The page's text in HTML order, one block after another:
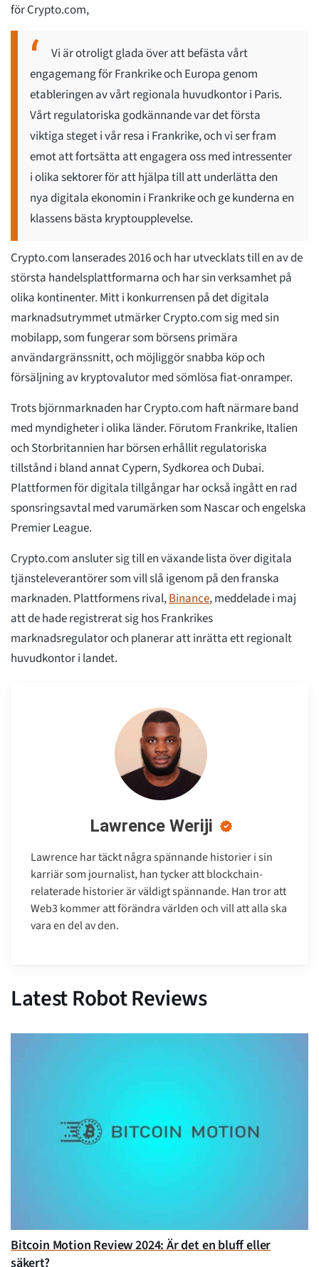
för Crypto.com,
Vi är otroligt glada över att befästa vårt
engagemang för Frankrike och Europa genom
etableringen av vårt regionala huvudkontor i Paris.
Vårt regulatoriska godkännande var det första
viktiga steget i vår resa i Frankrike, och vi ser fram
emot att fortsätta att engagera oss med intressenter
i olika sektorer för att hjälpa till att underlätta den
nya digitala ekonomin i Frankrike och ge kunderna en
klassens bästa kryptoupplevelse.
Crypto.com lanserades 2016 och har utvecklats till en av de
största handelsplattformarna och har sin verksamhet på
olika kontinenter. Mitt i konkurrensen på det digitala
marknadsutrymmet utmärker Crypto.com sig med sin
mobilapp, som fungerar som börsens primära
användargränssnitt, och möjliggör snabba köp och
försäljning av kryptovalutor med sömlösa fiat-onramper.
Trots björnmarknaden har Crypto.com haft närmare band
med myndigheter i olika länder. Förutom Frankrike, Italien
och Storbritannien har börsen erhållit regulatoriska
tillstånd i bland annat Cypern, Sydkorea och Dubai.
Plattformen för digitala tillgångar har också ingått en rad
sponsringsavtal med varumärken som Nascar och engelska
Premier League.
Crypto.com ansluter sig till en växande lista över digitala
tjänsteleverantörer som vill slå igenom på den franska
marknaden. Plattformens rival,Binance, meddelade i maj
att de hade registrerat sig hos Frankrikes
marknadsregulator och planerar att inrätta ett regionalt
huvudkontor i landet.
Lawrence Weriji
Lawrence har täckt några spännande historier i sin
karriär som journalist, han tycker att blockchain-
relaterade historier är väldigt spännande. Han tror att
Web3 kommer att förändra världen och vill att alla ska
vara en del av den.
Latest Robot Reviews
Bitcoin Motion Review 2024: Är det en bluff eller
säkert?